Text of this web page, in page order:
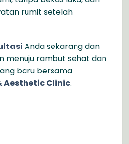
rumit setelah
Anda sekarang dan
menuju rambut sehat dan
baru bersama
Aesthetic Clinic.